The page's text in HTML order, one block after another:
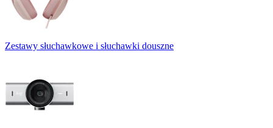
Zestawy słuchawkowe i słuchawki douszne